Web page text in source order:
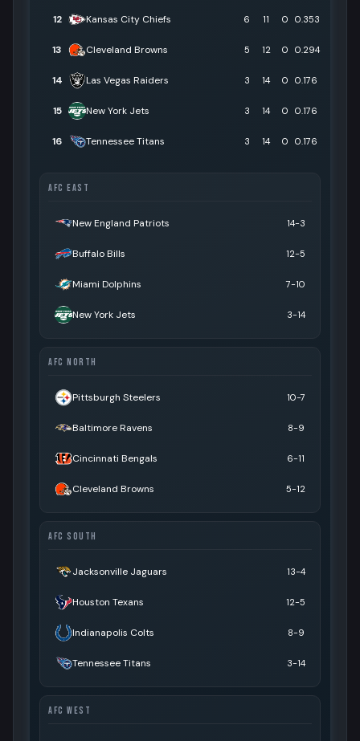
12 Kansas City Chiefs 6 11 0 0.353
13 Cleveland Browns 5 12 0 0.294
14 Las Vegas Raiders 3 14 0 0.176
15 New York Jets 3 14 0 0.176
16 Tennessee Titans 3 14 0 0.176
AFC EAST
New England Patriots 14-3
Buffalo Bills 12-5
Miami Dolphins 7-10
New York Jets 3-14
AFC NORTH
Pittsburgh Steelers 10-7
Baltimore Ravens 8-9
Cincinnati Bengals 6-11
Cleveland Browns 5-12
AFC SOUTH
Jacksonville Jaguars 13-4
Houston Texans 12-5
Indianapolis Colts 8-9
Tennessee Titans 3-14
AFC WEST